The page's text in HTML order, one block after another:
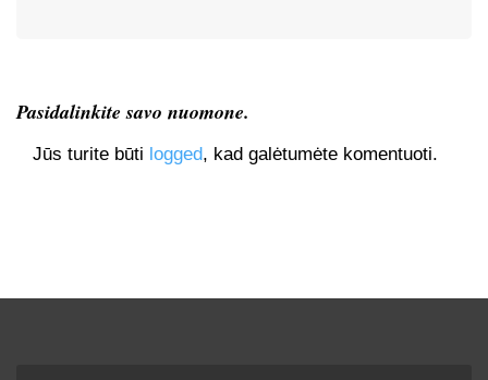
Pasidalinkite savo nuomone.
Jūs turite būti logged, kad galėtumėte komentuoti.